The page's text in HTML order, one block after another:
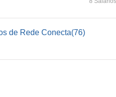
de Rede Conecta(76)